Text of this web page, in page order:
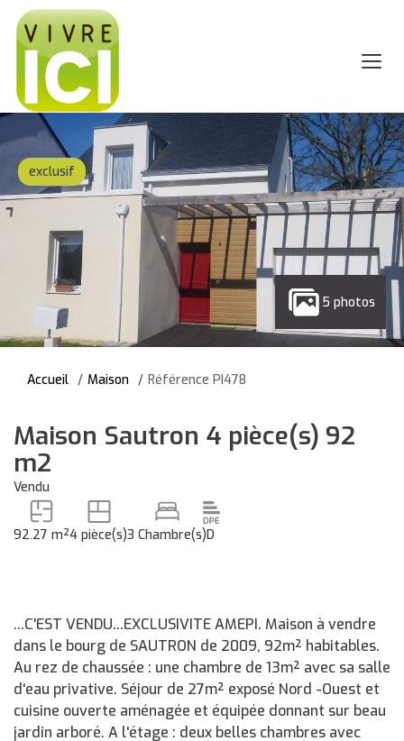
exclusif
5 photos
Accueil Maison Référence PI478
Maison Sautron 4 pièce(s) 92
m2
Vendu
92.27 m²4 pièce(s)3 Chambre(s)D
...C'EST VENDU...EXCLUSIVITE AMEPI. Maison à vendre
dans le bourg de SAUTRON de 2009, 92m² habitables.
Au rez de chaussée : une chambre de 13m² avec sa salle
d'eau privative. Séjour de 27m² exposé Nord -Ouest et
cuisine ouverte aménagée et équipée donnant sur beau
jardin arboré. A l'étage : deux belles chambres avec